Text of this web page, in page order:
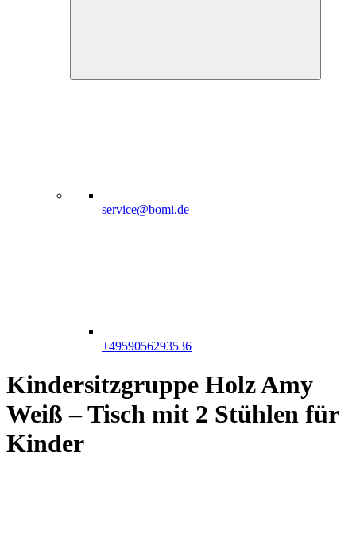
service@bomi.de
+4959056293536
Kindersitzgruppe Holz Amy
Weiß – Tisch mit 2 Stühlen für
Kinder